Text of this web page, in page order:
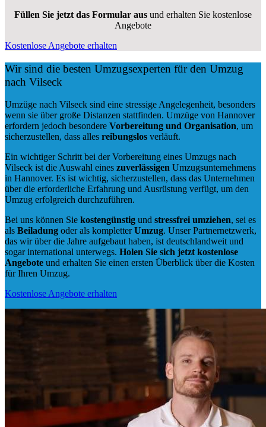
Füllen Sie jetzt das Formular aus und erhalten Sie kostenlose
Angebote
Kostenlose Angebote erhalten
Wir sind die besten Umzugsexperten für den Umzug
nach Vilseck
Umzüge nach Vilseck sind eine stressige Angelegenheit, besonders
wenn sie über große Distanzen stattfinden. Umzüge von Hannover
erfordern jedoch besondere Vorbereitung und Organisation, um
sicherzustellen, dass alles reibungslos verläuft.
Ein wichtiger Schritt bei der Vorbereitung eines Umzugs nach
Vilseck ist die Auswahl eines zuverlässigen Umzugsunternehmens
in Hannover. Es ist wichtig, sicherzustellen, dass das Unternehmen
über die erforderliche Erfahrung und Ausrüstung verfügt, um den
Umzug erfolgreich durchzuführen.
Bei uns können Sie kostengünstig und stressfrei umziehen, sei es
als Beiladung oder als kompletterUmzug. Unser Partnernetzwerk,
das wir über die Jahre aufgebaut haben, ist deutschlandweit und
sogar international unterwegs. Holen Sie sich jetzt kostenlose
Angebote und erhalten Sie einen ersten Überblick über die Kosten
für Ihren Umzug.
Kostenlose Angebote erhalten